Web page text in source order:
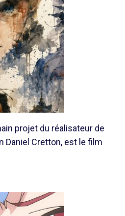
projet du réalisateur de
Daniel Cretton, est le film